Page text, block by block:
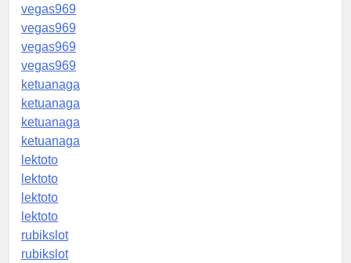
vegas969
vegas969
vegas969
vegas969
ketuanaga
ketuanaga
ketuanaga
ketuanaga
lektoto
lektoto
lektoto
lektoto
rubikslot
rubikslot